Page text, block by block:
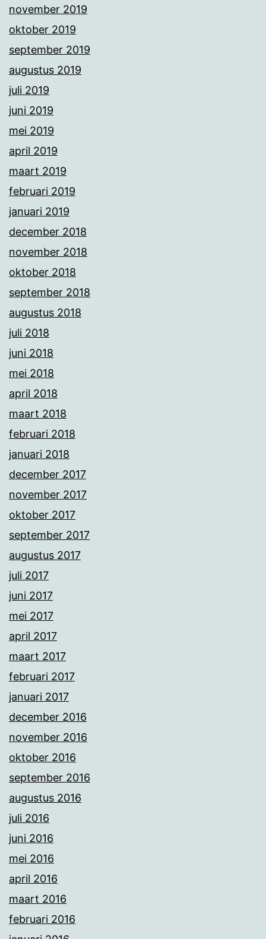
november 2019
oktober 2019
september 2019
augustus 2019
juli 2019
juni 2019
mei 2019
april 2019
maart 2019
februari 2019
januari 2019
december 2018
november 2018
oktober 2018
september 2018
augustus 2018
juli 2018
juni 2018
mei 2018
april 2018
maart 2018
februari 2018
januari 2018
december 2017
november 2017
oktober 2017
september 2017
augustus 2017
juli 2017
juni 2017
mei 2017
april 2017
maart 2017
februari 2017
januari 2017
december 2016
november 2016
oktober 2016
september 2016
augustus 2016
juli 2016
juni 2016
mei 2016
april 2016
maart 2016
februari 2016